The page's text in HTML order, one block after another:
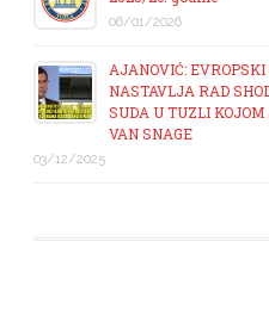
06/01/2026
AJANOVIĆ:
NASTAVLJA RAD
SUDA U TUZLI
VAN SNAGE
03/12/2025